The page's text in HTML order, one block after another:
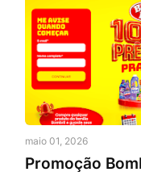
maio 01, 2026
Promoção